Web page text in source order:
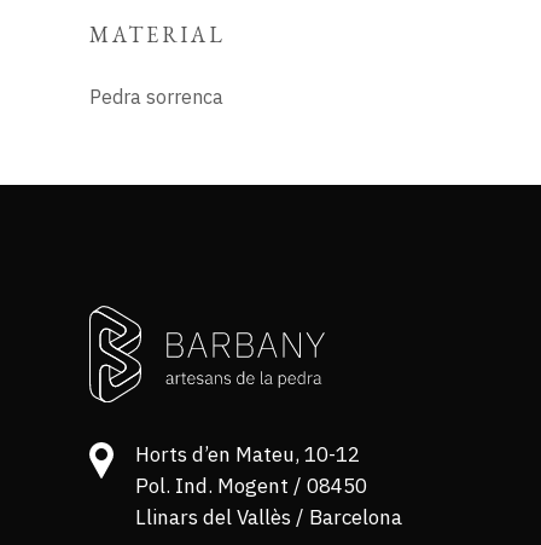
MATERIAL
Pedra sorrenca
Horts d’en Mateu, 10-12
Pol. Ind. Mogent / 08450
Llinars del Vallès / Barcelona